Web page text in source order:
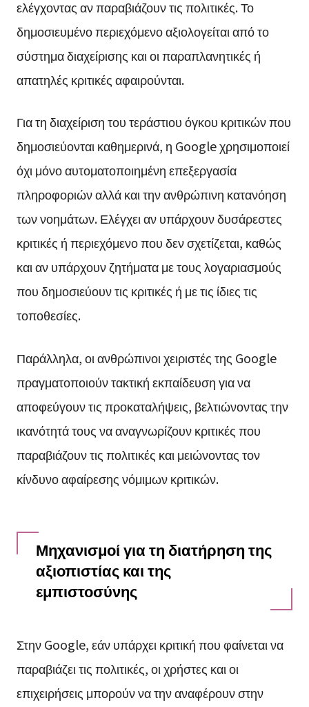
ελέγχοντας αν παραβιάζουν τις πολιτικές. Το
δημοσιευμένο περιεχόμενο αξιολογείται από το
σύστημα διαχείρισης και οι παραπλανητικές ή
απατηλές κριτικές αφαιρούνται.
Για τη διαχείριση του τεράστιου όγκου κριτικών που
δημοσιεύονται καθημερινά, η Google χρησιμοποιεί
όχι μόνο αυτοματοποιημένη επεξεργασία
πληροφοριών αλλά και την ανθρώπινη κατανόηση
των νοημάτων. Ελέγχει αν υπάρχουν δυσάρεστες
κριτικές ή περιεχόμενο που δεν σχετίζεται, καθώς
και αν υπάρχουν ζητήματα με τους λογαριασμούς
που δημοσιεύουν τις κριτικές ή με τις ίδιες τις
τοποθεσίες.
Παράλληλα, οι ανθρώπινοι χειριστές της Google
πραγματοποιούν τακτική εκπαίδευση για να
αποφεύγουν τις προκαταλήψεις, βελτιώνοντας την
ικανότητά τους να αναγνωρίζουν κριτικές που
παραβιάζουν τις πολιτικές και μειώνοντας τον
κίνδυνο αφαίρεσης νόμιμων κριτικών.
Μηχανισμοί για τη διατήρηση της
αξιοπιστίας και της
εμπιστοσύνης
Στην Google, εάν υπάρχει κριτική που φαίνεται να
παραβιάζει τις πολιτικές, οι χρήστες και οι
επιχειρήσεις μπορούν να την αναφέρουν στην